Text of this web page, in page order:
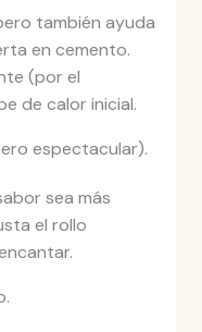
también ayuda
en cemento.
(por el
de calor inicial.
espectacular).
sea más
el rollo